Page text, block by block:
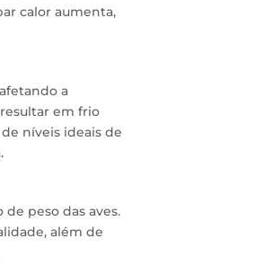
calor aumenta,
a
em frio
níveis ideais de
peso das aves.
além de